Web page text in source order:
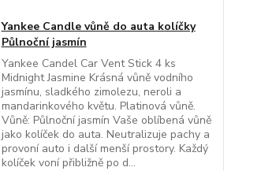
Yankee Candle vůně do auta kolíčky
Půlnoční jasmín
Yankee Candel Car Vent Stick 4 ks
Midnight Jasmine Krásná vůně vodního
jasmínu, sladkého zimolezu, neroli a
mandarinkového květu. Platinová vůně.
Vůně: Půlnoční jasmín Vaše oblíbená vůně
jako kolíček do auta. Neutralizuje pachy a
provoní auto i další menší prostory. Každý
kolíček voní přibližně po d...